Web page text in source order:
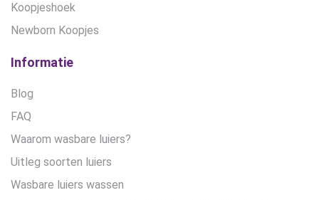
Koopjeshoek
Newborn Koopjes
Informatie
Blog
FAQ
Waarom wasbare luiers?
Uitleg soorten luiers
Wasbare luiers wassen